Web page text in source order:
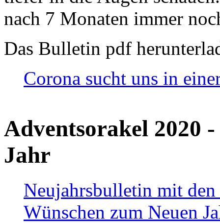
nach 7 Monaten immer
Das Bulletin pdf
Corona sucht uns in
Adventsorakel 2020
Jahr
Neujahrsbulletin mit den
Wünschen zum Neuen